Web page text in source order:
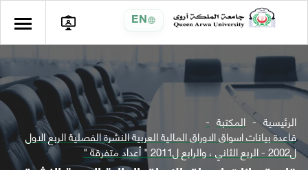
EN
الرئيسية المكتبة
قاعدة بيانات اسواق الاوراق المالية العربية النشرة الفصلية الربع الاول
ل2002 - الربع الثاني ، والرابع ل2011 " أعداد متفرقة "